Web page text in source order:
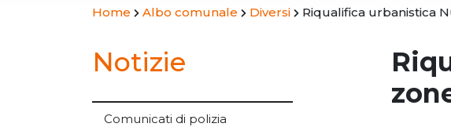
Home Albo comunale Diversi Riqualifica urbanistica
Notizie
Comunicati di polizia